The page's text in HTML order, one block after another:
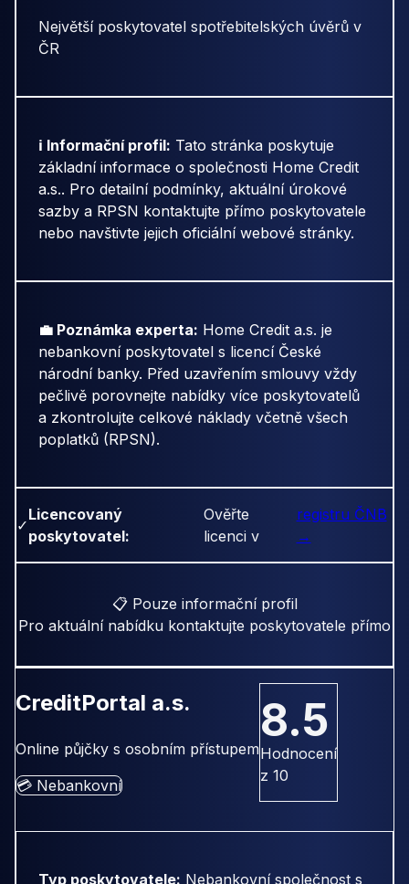
Největší poskytovatel spotřebitelských úvěrů v
ČR
ℹ️ Informační profil: Tato stránka poskytuje
základní informace o společnosti Home Credit
a.s.. Pro detailní podmínky, aktuální úrokové
sazby a RPSN kontaktujte přímo poskytovatele
nebo navštivte jejich oficiální webové stránky.
💼 Poznámka experta: Home Credit a.s. je
nebankovní poskytovatel s licencí České
národní banky. Před uzavřením smlouvy vždy
pečlivě porovnejte nabídky více poskytovatelů
a zkontrolujte celkové náklady včetně všech
poplatků (RPSN).
✓
Licencovaný
poskytovatel:
Ověřte
licenci v
registru ČNB
→
📋 Pouze informační profil
Pro aktuální nabídku kontaktujte poskytovatele přímo
CreditPortal a.s.
Online půjčky s osobním přístupem
💳 Nebankovní
8.5
Hodnocení
z 10
Typ poskytovatele: Nebankovní společnost s